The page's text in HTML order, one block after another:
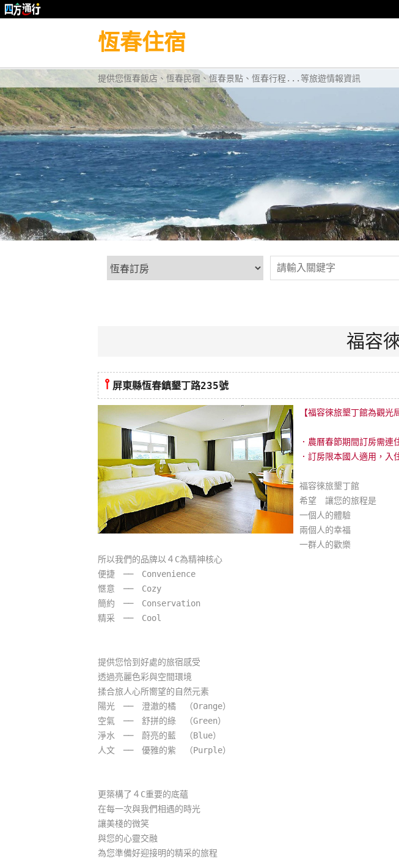
恆春住宿
提供您恆春飯店、恆春民宿、恆春景點、恆春行程...等旅遊情報資訊
福容
⫯ 屏東縣恆春鎮墾丁路235號
【福容徠旅墾丁館為觀光
．農曆春節期間訂房需連
．訂房限本國人適用，入
福容徠旅墾丁館
希望 讓您的旅程是
一個人的體驗
兩個人的幸福
一群人的歡樂
所以我們的品牌以４C為精神核心
便捷 ── Convenience
愜意 ── Cozy
簡約 ── Conservation
精采 ── Cool
提供您恰到好處的旅宿感受
透過亮麗色彩與空間環境
揉合旅人心所嚮望的自然元素
陽光 ── 澄澈的橘 （Orange）
空氣 ── 舒拼的綠 （Green）
淨水 ── 蔚亮的藍 （Blue）
人文 ── 優雅的紫 （Purple）
更築構了４C重要的底蘊
在每一次與我們相遇的時光
讓美棧的微笑
與您的心靈交融
為您準備好迎接明的精采的旅程